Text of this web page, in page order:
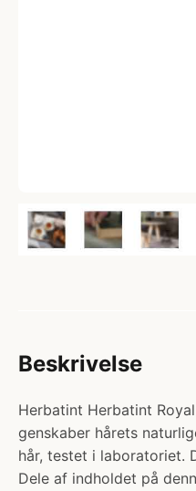
Beskrivelse
Herbatint Herbatint
genskaber hårets
hår, testet i laboratoriet.
Dele af indholdet på